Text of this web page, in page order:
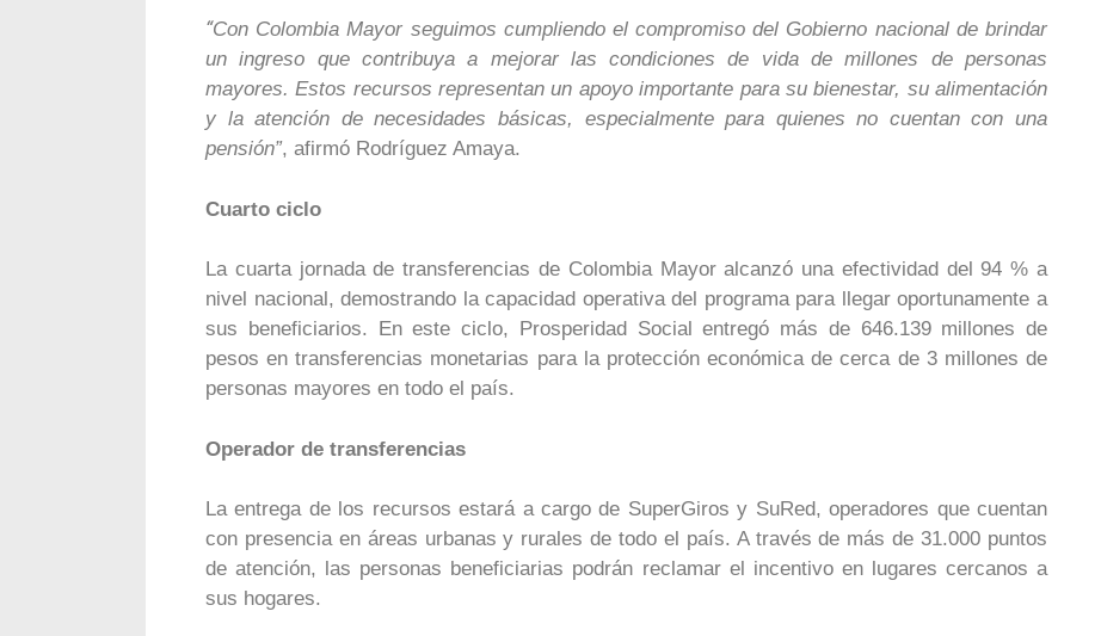
“Con Colombia Mayor seguimos cumpliendo el compromiso del Gobierno nacional de brindar
un ingreso que contribuya a mejorar las condiciones de vida de millones de personas
mayores. Estos recursos representan un apoyo importante para su bienestar, su alimentación
y la atención de necesidades básicas, especialmente para quienes no cuentan con una
pensión”, afirmó Rodríguez Amaya.
Cuarto ciclo
La cuarta jornada de transferencias de Colombia Mayor alcanzó una efectividad del 94 % a
nivel nacional, demostrando la capacidad operativa del programa para llegar oportunamente a
sus beneficiarios. En este ciclo, Prosperidad Social entregó más de 646.139 millones de
pesos en transferencias monetarias para la protección económica de cerca de 3 millones de
personas mayores en todo el país.
Operador de transferencias
La entrega de los recursos estará a cargo de SuperGiros y SuRed, operadores que cuentan
con presencia en áreas urbanas y rurales de todo el país. A través de más de 31.000 puntos
de atención, las personas beneficiarias podrán reclamar el incentivo en lugares cercanos a
sus hogares.